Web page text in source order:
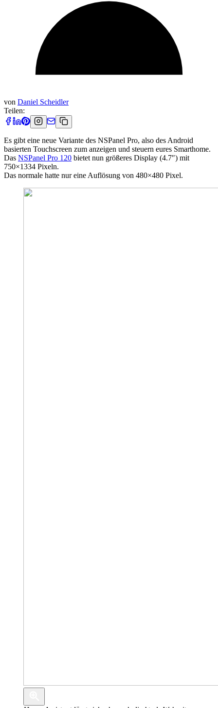
von Daniel Scheidler
Teilen:
Es gibt eine neue Variante des NSPanel Pro, also des Android
basierten Touchscreen zum anzeigen und steuern eures Smarthome.
Das NSPanel Pro 120 bietet nun größeres Display (4.7″) mit
750×1334 Pixeln.
Das normale hatte nur eine Auflösung von 480×480 Pixel.